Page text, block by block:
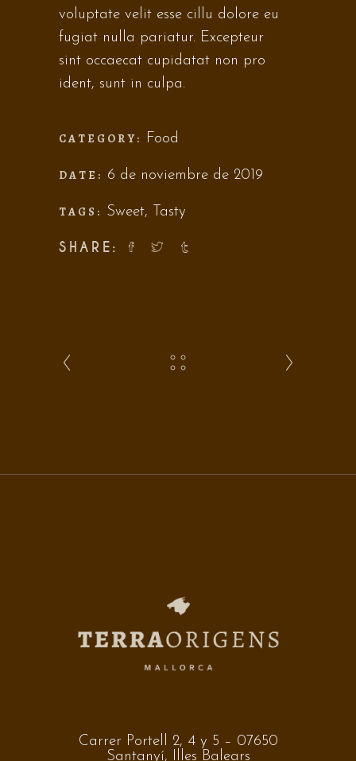
voluptate velit esse cillu dolore eu
fugiat nulla pariatur. Excepteur
sint occaecat cupidatat non pro
ident, sunt in culpa.
CATEGORY: Food
DATE: 6 de noviembre de 2019
TAGS: Sweet, Tasty
SHARE:
Carrer Portell 2, 4 y 5 – 07650
Santanyí, Illes Balears